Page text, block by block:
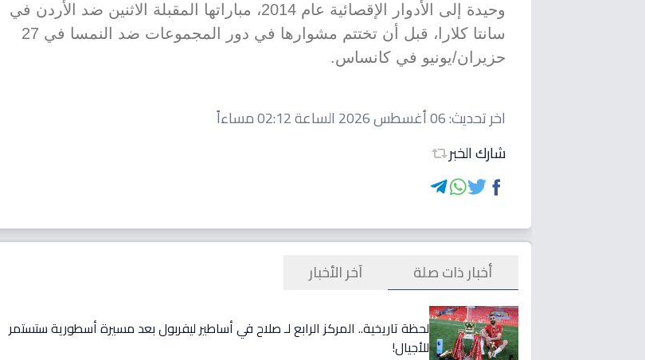
وحيدة إلى الأدوار الإقصائية عام 2014، مباراتها المقبلة الاثنين ضد الأردن في
سانتا كلارا، قبل أن تختتم مشوارها في دور المجموعات ضد النمسا في 27
حزيران/يونيو في كانساس.
اخر تحديث:06 أغسطس 2026 الساعة 02:12 مساءاً
شارك الخبر
أخبار ذات صلة آخر الأخبار
لحظة تاريخية.. المركز الرابع لـ صلاح في أساطير ليفربول بعد مسيرة أسطورية ستستمر
للأجيال!